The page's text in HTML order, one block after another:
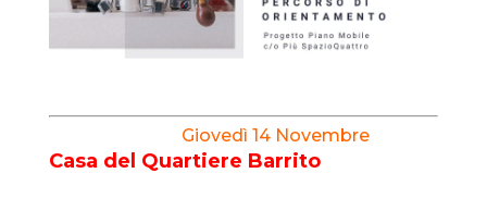
Giovedì 14 Novembre
Casa del Quartiere Barrito